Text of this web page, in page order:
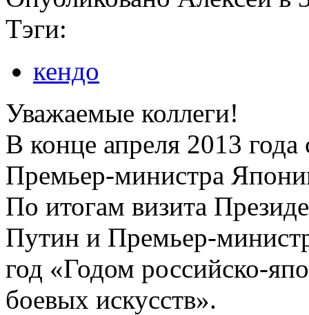
Тэги:
кендо
Уважаемые коллеги!
В конце апреля 2013
Премьер-министра
По итогам визита
Путин и Премьер-
год «Годом российско-
боевых искусств».